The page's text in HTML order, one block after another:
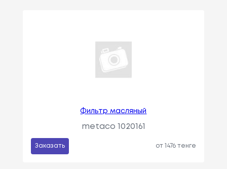
Фильтр масляный
metaco 1020161
Заказать от 1476 тенге